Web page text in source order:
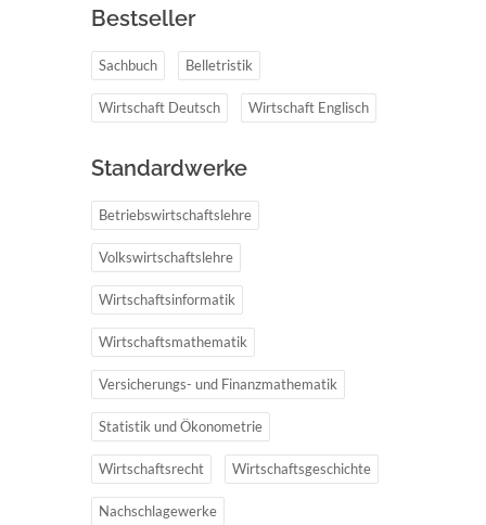
Bestseller
Sachbuch Belletristik
Wirtschaft Deutsch Wirtschaft Englisch
Standardwerke
Betriebswirtschaftslehre
Volkswirtschaftslehre
Wirtschaftsinformatik
Wirtschaftsmathematik
Versicherungs- und Finanzmathematik
Statistik und Ökonometrie
Wirtschaftsrecht Wirtschaftsgeschichte
Nachschlagewerke